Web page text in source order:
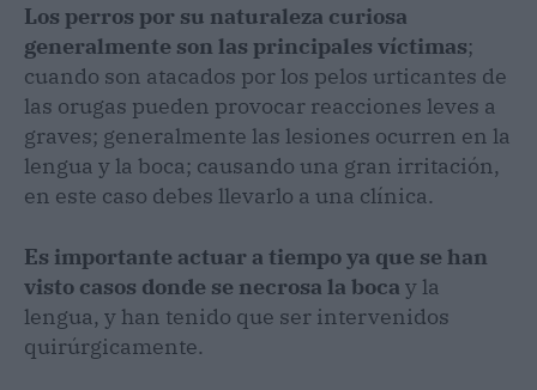
Los perros por su naturaleza curiosa
generalmente son las principales víctimas;
cuando son atacados por los pelos urticantes de
las orugas pueden provocar reacciones leves a
graves; generalmente las lesiones ocurren en la
lengua y la boca; causando una gran irritación,
en este caso debes llevarlo a una clínica.
Es importante actuar a tiempo ya que se han
visto casos donde se necrosa la boca y la
lengua, y han tenido que ser intervenidos
quirúrgicamente.